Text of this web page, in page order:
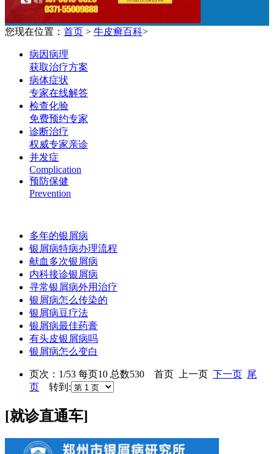
您现在位置： 首页 > 牛皮癣百科>
病因病理
获取治疗方案
病体症状
专家在线解答
检查化验
免费预约专家
诊断治疗
权威专家亲诊
并发症
Complication
预防保健
Prevention
多年的银屑病
银屑病特病办理流程
献血多次银屑病
内科接诊银屑病
寻常银屑病外用治疗
银屑病怎么传染的
银屑病豆疗法
银屑病最佳药膏
有头皮银屑病吗
银屑病怎么变白
页次：1/53 每页10 总数530 首页 上一页 下一页 尾
页 转到:
[就诊直通车]